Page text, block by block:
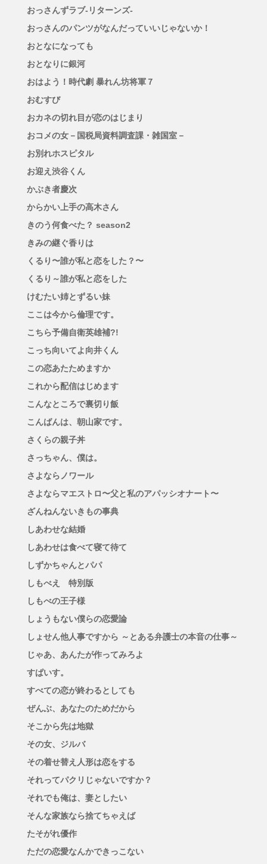
おっさんずラブ-リターンズ-
おっさんのパンツがなんだっていいじゃないか！
おとなになっても
おとなりに銀河
おはよう！時代劇 暴れん坊将軍７
おむすび
おカネの切れ目が恋のはじまり
おコメの女－国税局資料調査課・雑国室－
お別れホスピタル
お迎え渋谷くん
かぶき者慶次
からかい上手の高木さん
きのう何食べた？ season2
きみの継ぐ香りは
くるり〜誰が私と恋をした？〜
くるり～誰が私と恋をした
けむたい姉とずるい妹
ここは今から倫理です。
こちら予備自衛英雄補?!
こっち向いてよ向井くん
この恋あたためますか
これから配信はじめます
こんなところで裏切り飯
こんばんは、朝山家です。
さくらの親子丼
さっちゃん、僕は。
さよならノワール
さよならマエストロ〜父と私のアパッシオナート〜
ざんねんないきもの事典
しあわせな結婚
しあわせは食べて寝て待て
しずかちゃんとパパ
しもべえ 特別版
しもべの王子様
しょうもない僕らの恋愛論
しょせん他人事ですから ～とある弁護士の本音の仕事～
じゃあ、あんたが作ってみろよ
すぱいす。
すべての恋が終わるとしても
ぜんぶ、あなたのためだから
そこから先は地獄
その女、ジルバ
その着せ替え人形は恋をする
それってパクリじゃないですか？
それでも俺は、妻としたい
そんな家族なら捨てちゃえば
たそがれ優作
ただの恋愛なんかできっこない